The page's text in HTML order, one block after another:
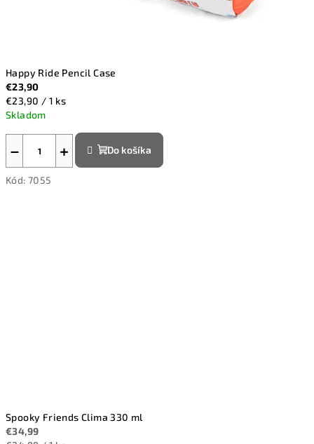
Happy Ride Pencil Case
€23,90
Jednotková
cena:
€23,90 / 1 ks
Skladom
+
− Do košíka
Kód: 7055
Spooky Friends Clima 330 ml
€34,99